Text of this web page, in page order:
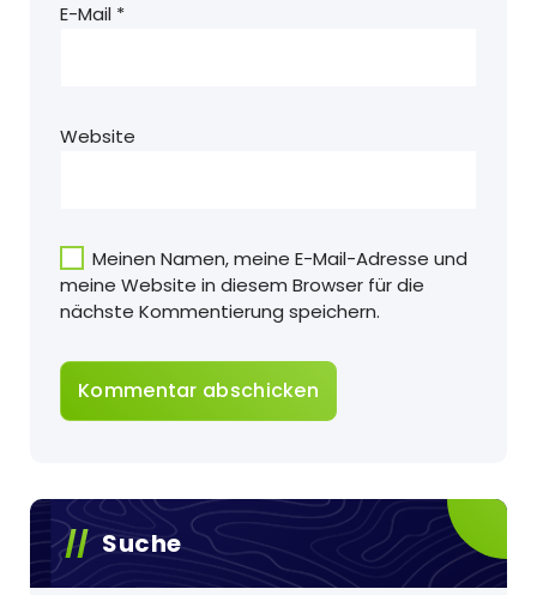
E-Mail *
Website
Meinen Namen, meine E-Mail-Adresse und
meine Website in diesem Browser für die
nächste Kommentierung speichern.
Suche